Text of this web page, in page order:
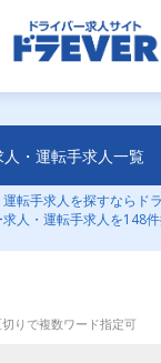
・運転手求人一覧
転手求人を探すならド
人・運転手求人を148件
りで複数ワード指定可